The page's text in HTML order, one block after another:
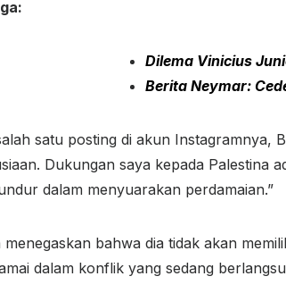
Dilema Vinicius
Berita Neymar:
satu posting di akun Instagramnya,
Dukungan saya kepada Palestina
dalam menyuarakan perdamaian.”
menegaskan bahwa dia tidak akan
dalam konflik yang sedang